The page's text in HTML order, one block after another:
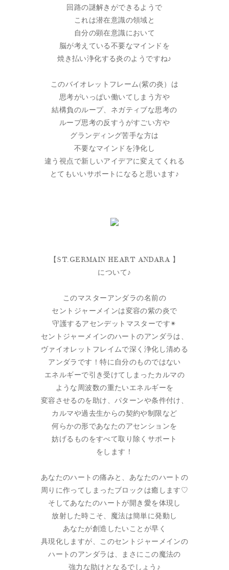
回路の謎解きができるようで
これは潜在意識の領域と
自分の顕在意識において
脳が考えている不要なマインドを
焼き払い浄化する炎のようですね♪
このバイオレットフレーム(紫の炎）は
思考がいっぱい働いてしまう方や
結構負のループ、ネガティブな思考の
ループ思考の反すうがすごい方や
グランディング苦手な方は
不要なマインドを浄化し
違う視点で新しいアイデアに変えてくれる
とてもいいサポートになると思います♪
【ST.GERMAIN HEART ANDARA 】
について♪
このマスターアンダラの名前の
セントジャーメインは変容の紫の炎で
守護するアセンデットマスターです✴︎
セントジャーメインのハートのアンダラは、
ヴァイオレットフレイムで深く浄化し清める
アンダラです！特に自分のものではない
エネルギーで引き受けてしまったカルマの
ような周波数の重たいエネルギーを
変容させるのを助け、パターンや条件付け、
カルマや過去生からの契約や制限など
何らかの形であなたのアセンションを
妨げるものをすべて取り除くサポート
をします！
あなたのハートの痛みと、あなたのハートの
周りに作ってしまったブロックは癒します♡
そしてあなたのハートが開き愛を体現し
放射した時こそ、魔法は簡単に発動し
あなたが創造したいことが早く
具現化しますが、このセントジャーメインの
ハートのアンダラは、まさにこの魔法の
強力な助けとなるでしょう♪